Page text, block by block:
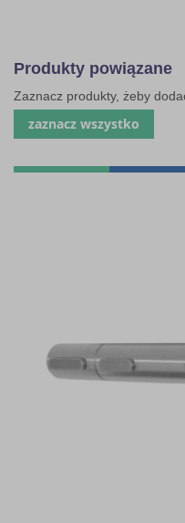
Produkty powiązane
Zaznacz produkty, żeby
zaznacz wszystko